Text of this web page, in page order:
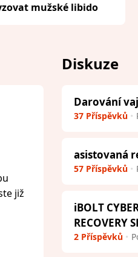
mužské libido
již
Diskuze
Darování
37 Příspěvků
asistovaná
57 Příspěvků
iBOLT
RECOVERY
2 Příspěvků